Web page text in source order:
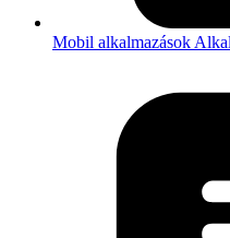
Mobil alkalmazások